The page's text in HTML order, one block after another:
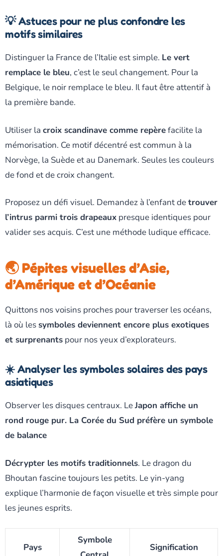
💡 Astuces pour ne plus confondre les
motifs similaires
Distinguer la France de l’Italie est simple. Le vert
remplace le bleu, c’est le seul changement. Pour la
Belgique, le noir remplace le bleu. Il faut être attentif à
la première bande.
Utiliser la croix scandinave comme repèrefacilite la
mémorisation. Ce motif décentré est commun à la
Norvège, la Suède et au Danemark. Seules les couleurs
de fond et de croix changent.
Proposez un défi visuel. Demandez à l’enfant detrouver
l’intrus parmi trois drapeaux presque identiques pour
valider ses acquis. C’est une méthode ludique efficace.
🌏 Pépites visuelles d’Asie,
d’Amérique et d’Océanie
Quittons nos voisins proches pour traverser les océans,
là où lessymboles deviennent encore plus exotiques
et surprenants pour nos yeux d’explorateurs.
☀️ Analyser les symboles solaires des pays
asiatiques
Observer les disques centraux. LeJapon affiche un
rond rouge pur. La Corée du Sud préfère un symbole
de balance
Décrypter les motifs traditionnels. Le dragon du
Bhoutan fascine toujours les petits. Le yin-yang
explique l’harmonie de façon visuelle et très simple pour
les jeunes esprits.
Pays
Symbole
Signification